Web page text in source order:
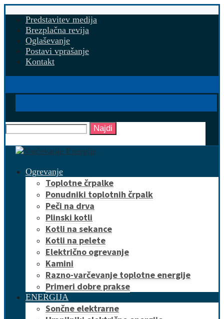
Predstavitev medija
Brezplačna revija
Oglaševanje
Postavi vprašanje
Kontakt
Najdi
Ogrevanje
Toplotne črpalke
Ponudniki toplotnih črpalk
Peči na drva
Plinski kotli
Kotli na sekance
Kotli na pelete
Električno ogrevanje
Kamini
Razno-varčevanje toplotne energije
Primeri dobre prakse
ENERGIJA
Sončne elektrarne